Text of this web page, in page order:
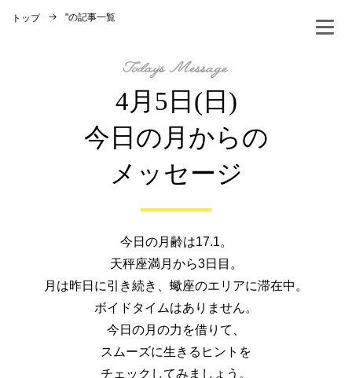
トップ "の記事一覧
4月5日(日)
今日の月からの
メッセージ
今日の月齢は17.1。
天秤座満月から3日目。
月は昨日に引き続き、蠍座のエリアに滞在中。
ボイドタイムはありません。
今日の月の力を借りて、
スムーズに生きるヒントを
チェックしてみましょう。